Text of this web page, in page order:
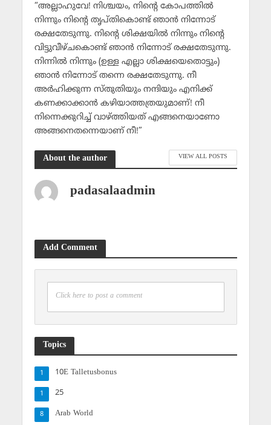
“അല്ലാഹുവേ! നിശ്ചയം, നിന്റെ കോപത്തില്‍
നിന്നും നിന്റെ തൃപ്തികൊണ്ട് ഞാന്‍ നിന്നോട്
രക്ഷതേടുന്നു. നിന്റെ ശിക്ഷയില്‍ നിന്നും നിന്റെ
വിട്ടുവീഴ്ചകൊണ്ട് ഞാന്‍ നിന്നോട് രക്ഷതേടുന്നു.
നിന്നില്‍ നിന്നും (ഉള്ള എല്ലാ ശിക്ഷയെതൊട്ടും)
ഞാന്‍ നിന്നോട് തന്നെ രക്ഷതേടുന്നു. നീ
അര്‍ഹി‍ക്കുന്ന സ്തുതിയും നന്ദിയും എനിക്ക്
കണക്കാക്കാന്‍ കഴിയാത്തത്രയുമാണ്! നീ
നിന്നെക്കുറിച്ച് വാഴ്ത്തിയത് എങ്ങനെയാണോ
അങ്ങനെതന്നെയാണ് നീ!”
About the author VIEW ALL POSTS
padasalaadmin
Add Comment
Click here to post a comment
Topics
10E Talletusbonus
1
25
1
Arab World
8